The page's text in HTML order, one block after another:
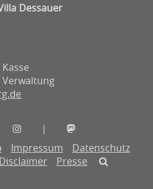
Dessauer
Verwaltung
Museen
Stadt
Bamberg
|
Stadt
Bamberg
Impressum
Datenschutz
Disclaimer Presse